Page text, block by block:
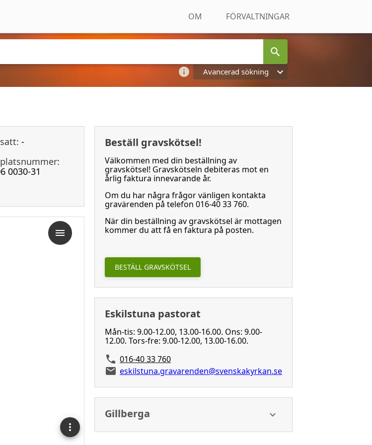
OM FÖRVALTNINGAR
Avancerad sökning
-
0030-31
Beställ gravskötsel!
Välkommen med din beställning av
gravskötsel! Gravskötseln debiteras mot en
årlig faktura innevarande år.
Om du har några frågor vänligen kontakta
gravärenden på telefon 016-40 33 760.
När din beställning av gravskötsel är mottagen
kommer du att få en faktura på posten.
BESTÄLL GRAVSKÖTSEL
Eskilstuna pastorat
Mån-tis: 9.00-12.00, 13.00-16.00. Ons: 9.00-
12.00. Tors-fre: 9.00-12.00, 13.00-16.00.
016-40 33 760
eskilstuna.gravarenden@svenskakyrkan.se
Gillberga